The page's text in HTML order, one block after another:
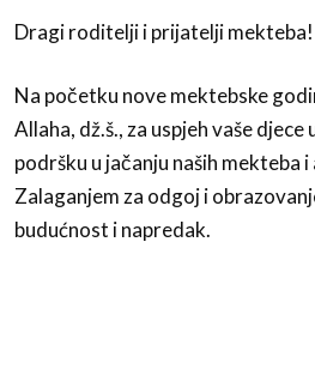
Dragi roditelji i prijatelji mekteba!
Na početku nove mektebske
Allaha, dž.š., za uspjeh vaše
podršku u jačanju naših mekteba
Zalaganjem za odgoj i
budućnost i napredak.